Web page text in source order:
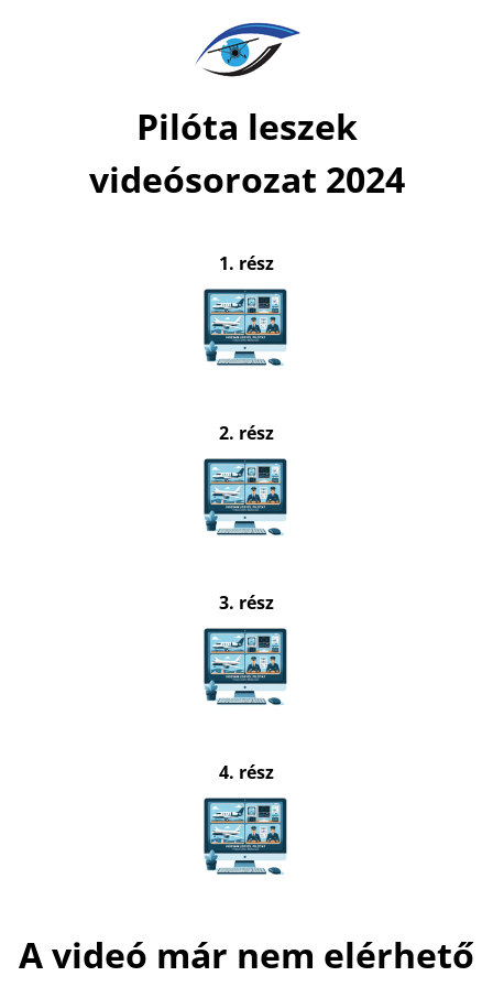
Pilóta leszek
videósorozat 2024
1. rész
2. rész
3. rész
4. rész
A videó már nem elérhető